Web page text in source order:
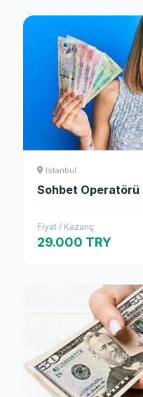
Istanbul
Sohbet Operatörü
Fiyat / Kazanç
29.000 TRY